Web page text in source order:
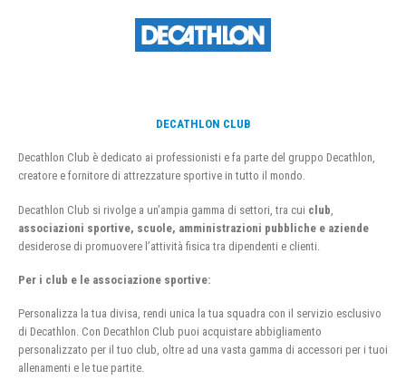
DECATHLON CLUB
Decathlon Club è dedicato ai professionisti e fa parte del gruppo Decathlon,
creatore e fornitore di attrezzature sportive in tutto il mondo.
Decathlon Club si rivolge a un’ampia gamma di settori, tra cui club
associazioni sportive, scuole, amministrazioni pubbliche e aziende
desiderose di promuovere l’attività fisica tra dipendenti e clienti.
Per i club e le associazione sportive:
Personalizza la tua divisa, rendi unica la tua squadra con il servizio esclusivo
di Decathlon. Con Decathlon Club puoi acquistare abbigliamento
personalizzato per il tuo club, oltre ad una vasta gamma di accessori per i tuoi
allenamenti e le tue partite.